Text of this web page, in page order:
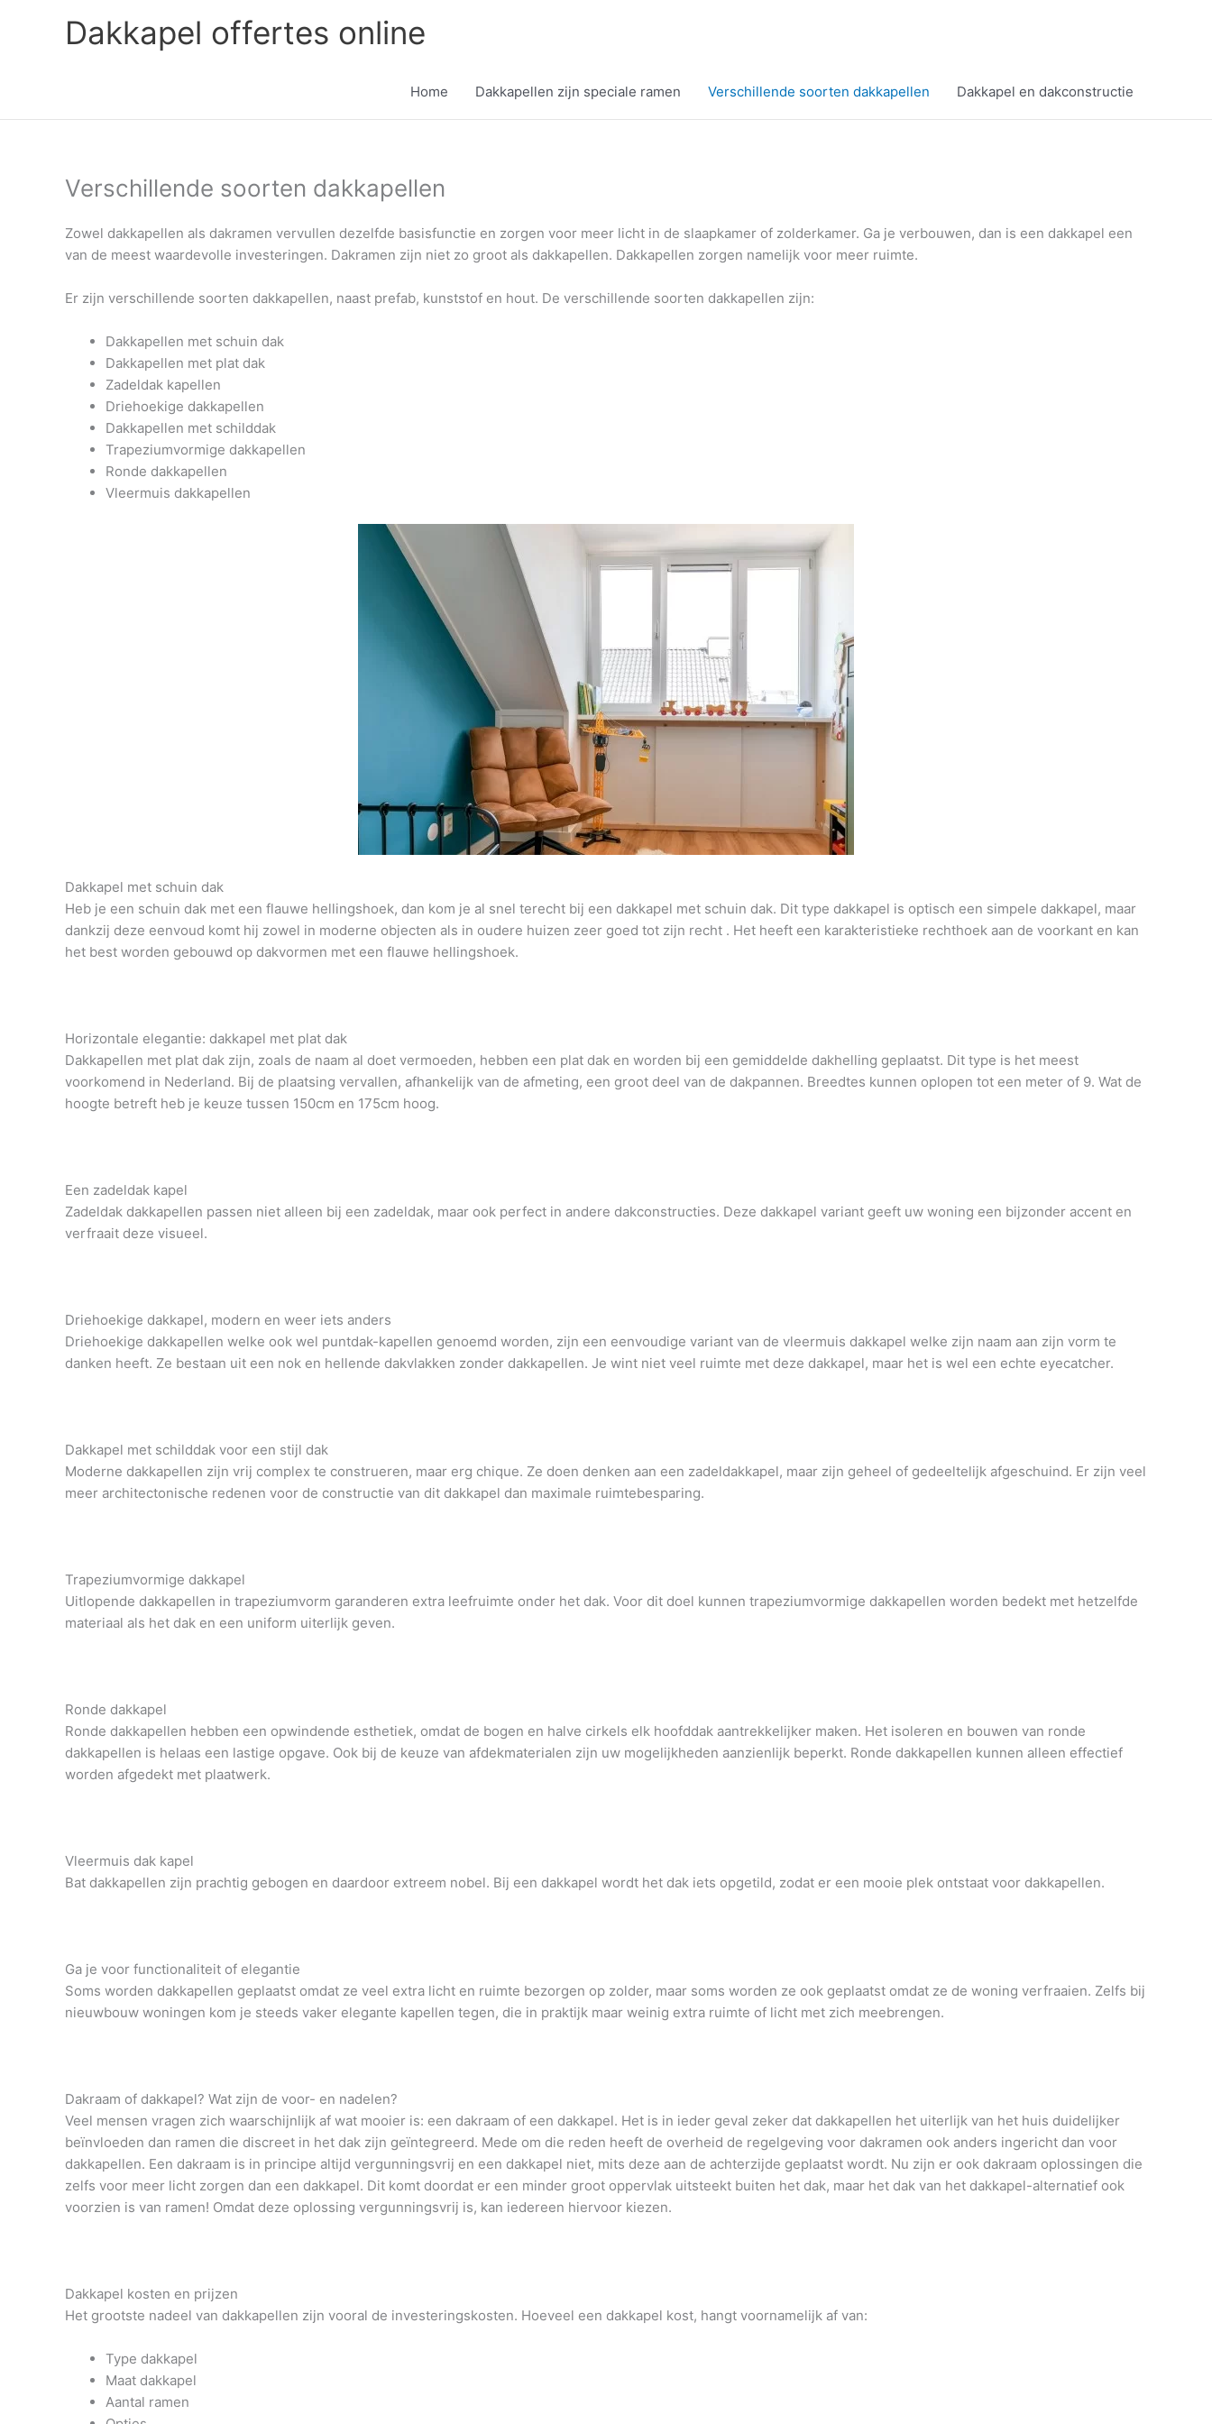
Dakkapel offertes online
Home Dakkapellen zijn speciale ramen Verschillende soorten dakkapellen Dakkapel en dakconstructie
Verschillende soorten dakkapellen
Zowel dakkapellen als dakramen vervullen dezelfde basisfunctie en zorgen voor meer licht in de slaapkamer of zolderkamer. Ga je verbouwen, dan is een dakkapel een
van de meest waardevolle investeringen. Dakramen zijn niet zo groot als dakkapellen. Dakkapellen zorgen namelijk voor meer ruimte.
Er zijn verschillende soorten dakkapellen, naast prefab, kunststof en hout. De verschillende soorten dakkapellen zijn:
Dakkapellen met schuin dak
Dakkapellen met plat dak
Zadeldak kapellen
Driehoekige dakkapellen
Dakkapellen met schilddak
Trapeziumvormige dakkapellen
Ronde dakkapellen
Vleermuis dakkapellen
Dakkapel met schuin dak
Heb je een schuin dak met een flauwe hellingshoek, dan kom je al snel terecht bij een dakkapel met schuin dak. Dit type dakkapel is optisch een simpele dakkapel, maar
dankzij deze eenvoud komt hij zowel in moderne objecten als in oudere huizen zeer goed tot zijn recht . Het heeft een karakteristieke rechthoek aan de voorkant en kan
het best worden gebouwd op dakvormen met een flauwe hellingshoek.
Horizontale elegantie: dakkapel met plat dak
Dakkapellen met plat dak zijn, zoals de naam al doet vermoeden, hebben een plat dak en worden bij een gemiddelde dakhelling geplaatst. Dit type is het meest
voorkomend in Nederland. Bij de plaatsing vervallen, afhankelijk van de afmeting, een groot deel van de dakpannen. Breedtes kunnen oplopen tot een meter of 9. Wat de
hoogte betreft heb je keuze tussen 150cm en 175cm hoog.
Een zadeldak kapel
Zadeldak dakkapellen passen niet alleen bij een zadeldak, maar ook perfect in andere dakconstructies. Deze dakkapel variant geeft uw woning een bijzonder accent en
verfraait deze visueel.
Driehoekige dakkapel, modern en weer iets anders
Driehoekige dakkapellen welke ook wel puntdak-kapellen genoemd worden, zijn een eenvoudige variant van de vleermuis dakkapel welke zijn naam aan zijn vorm te
danken heeft. Ze bestaan ​​uit een nok en hellende dakvlakken zonder dakkapellen. Je wint niet veel ruimte met deze dakkapel, maar het is wel een echte eyecatcher.
Dakkapel met schilddak voor een stijl dak
Moderne dakkapellen zijn vrij complex te construeren, maar erg chique. Ze doen denken aan een zadeldakkapel, maar zijn geheel of gedeeltelijk afgeschuind. Er zijn veel
meer architectonische redenen voor de constructie van dit dakkapel dan maximale ruimtebesparing.
Trapeziumvormige dakkapel
Uitlopende dakkapellen in trapeziumvorm garanderen extra leefruimte onder het dak. Voor dit doel kunnen trapeziumvormige dakkapellen worden bedekt met hetzelfde
materiaal als het dak en een uniform uiterlijk geven.
Ronde dakkapel
Ronde dakkapellen hebben een opwindende esthetiek, omdat de bogen en halve cirkels elk hoofddak aantrekkelijker maken. Het isoleren en bouwen van ronde
dakkapellen is helaas een lastige opgave. Ook bij de keuze van afdekmaterialen zijn uw mogelijkheden aanzienlijk beperkt. Ronde dakkapellen kunnen alleen effectief
worden afgedekt met plaatwerk.
Vleermuis dak kapel
Bat dakkapellen zijn prachtig gebogen en daardoor extreem nobel. Bij een dakkapel wordt het dak iets opgetild, zodat er een mooie plek ontstaat voor dakkapellen.
Ga je voor functionaliteit of elegantie
Soms worden dakkapellen geplaatst omdat ze veel extra licht en ruimte bezorgen op zolder, maar soms worden ze ook geplaatst omdat ze de woning verfraaien. Zelfs bij
nieuwbouw woningen kom je steeds vaker elegante kapellen tegen, die in praktijk maar weinig extra ruimte of licht met zich meebrengen.
Dakraam of dakkapel? Wat zijn de voor- en nadelen?
Veel mensen vragen zich waarschijnlijk af wat mooier is: een dakraam of een dakkapel. Het is in ieder geval zeker dat dakkapellen het uiterlijk van het huis duidelijker
beïnvloeden dan ramen die discreet in het dak zijn geïntegreerd. Mede om die reden heeft de overheid de regelgeving voor dakramen ook anders ingericht dan voor
dakkapellen. Een dakraam is in principe altijd vergunningsvrij en een dakkapel niet, mits deze aan de achterzijde geplaatst wordt. Nu zijn er ook dakraam oplossingen die
zelfs voor meer licht zorgen dan een dakkapel. Dit komt doordat er een minder groot oppervlak uitsteekt buiten het dak, maar het dak van het dakkapel-alternatief ook
voorzien is van ramen! Omdat deze oplossing vergunningsvrij is, kan iedereen hiervoor kiezen.
Dakkapel kosten en prijzen
Het grootste nadeel van dakkapellen zijn vooral de investeringskosten. Hoeveel een dakkapel kost, hangt voornamelijk af van:
Type dakkapel
Maat dakkapel
Aantal ramen